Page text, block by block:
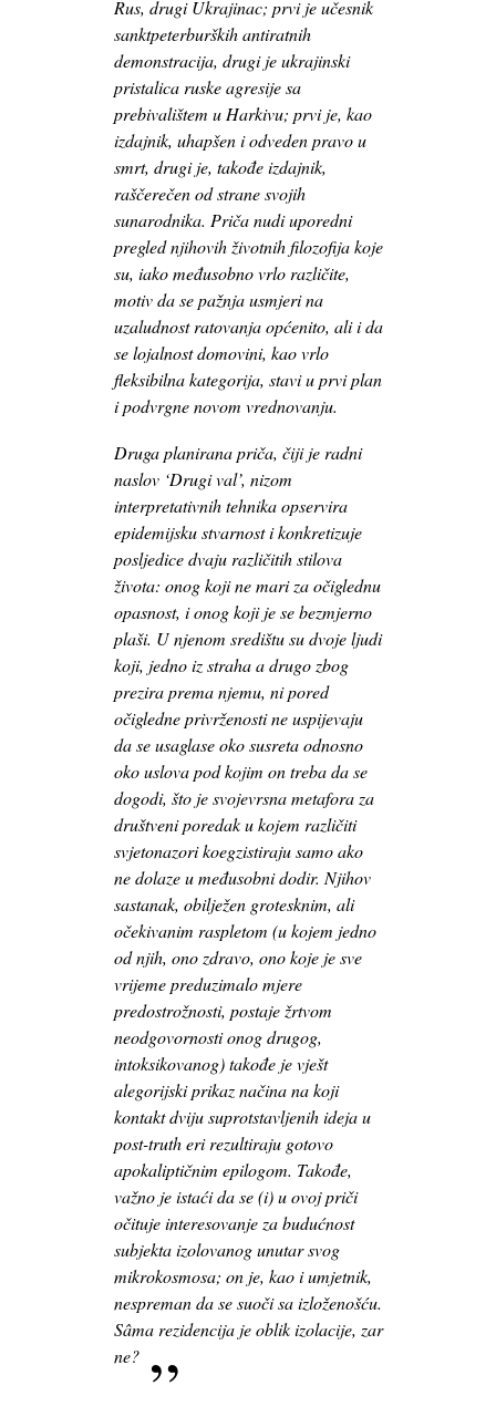
Rus, drugi Ukrajinac; prvi je učesnik
sanktpeterburških antiratnih
demonstracija, drugi je ukrajinski
pristalica ruske agresije sa
prebivalištem u Harkivu; prvi je, kao
izdajnik, uhapšen i odveden pravo u
smrt, drugi je, takođe izdajnik,
raščerečen od strane svojih
sunarodnika. Priča nudi uporedni
pregled njihovih životnih filozofija koje
su, iako međusobno vrlo različite,
motiv da se pažnja usmjeri na
uzaludnost ratovanja općenito, ali i da
se lojalnost domovini, kao vrlo
fleksibilna kategorija, stavi u prvi plan
i podvrgne novom vrednovanju.
Druga planirana priča, čiji je radni
naslov ‘Drugi val’, nizom
interpretativnih tehnika opservira
epidemijsku stvarnost i konkretizuje
posljedice dvaju različitih stilova
života: onog koji ne mari za očiglednu
opasnost, i onog koji je se bezmjerno
plaši. U njenom središtu su dvoje ljudi
koji, jedno iz straha a drugo zbog
prezira prema njemu, ni pored
očigledne privrženosti ne uspijevaju
da se usaglase oko susreta odnosno
oko uslova pod kojim on treba da se
dogodi, što je svojevrsna metafora za
društveni poredak u kojem različiti
svjetonazori koegzistiraju samo ako
ne dolaze u međusobni dodir. Njihov
sastanak, obilježen grotesknim, ali
očekivanim raspletom (u kojem jedno
od njih, ono zdravo, ono koje je sve
vrijeme preduzimalo mjere
predostrožnosti, postaje žrtvom
neodgovornosti onog drugog,
intoksikovanog) takođe je vješt
alegorijski prikaz načina na koji
kontakt dviju suprotstavljenih ideja u
post-truth eri rezultiraju gotovo
apokaliptičnim epilogom. Takođe,
važno je istaći da se (i) u ovoj priči
očituje interesovanje za budućnost
subjekta izolovanog unutar svog
mikrokosmosa; on je, kao i umjetnik,
nespreman da se suoči sa izloženošću.
Sâma rezidencija je oblik izolacije, zar
ne?